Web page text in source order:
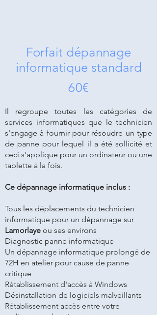
Forfait dépannage
informatique standard
60€
Il regroupe toutes les catégories de
services informatiques que le technicien
s'engage à fournir pour résoudre un type
de panne pour lequel il a été sollicité et
ceci s'applique pour un ordinateur ou une
tablette à la fois.
Ce dépannage informatique inclus :
Tous les déplacements du technicien
informatique pour un dépannage sur
Lamorlaye ou ses environs
Diagnostic panne informatique
Un dépannage informatique prolongé de
72H en atelier pour cause de panne
critique
Rétablissement d'accès à Windows
Désinstallation de logiciels malveillants
Rétablissement accès entre votre